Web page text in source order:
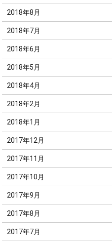
2018年8月
2018年7月
2018年6月
2018年5月
2018年4月
2018年2月
2018年1月
2017年12月
2017年11月
2017年10月
2017年9月
2017年8月
2017年7月